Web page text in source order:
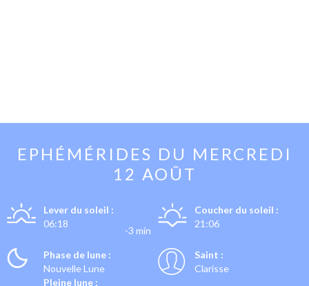
EPHÉMÉRIDES DU MERCREDI
12 AOÛT
Lever du soleil :
06:18
-3 min
Coucher du soleil :
21:06
Phase de lune :
Nouvelle Lune
Pleine lune :
Saint :
Clarisse